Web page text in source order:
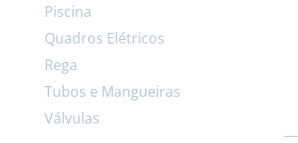
Piscina
Quadros Elétricos
Rega
Tubos e Mangueiras
Válvulas